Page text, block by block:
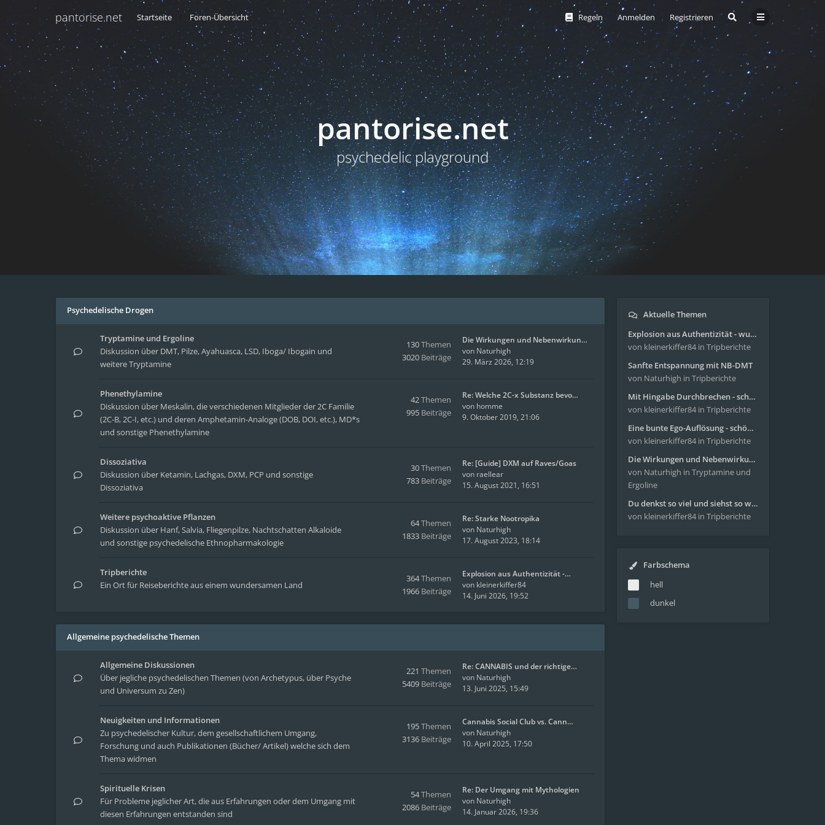
pantorise.net Regeln Anmelden Registrieren
Startseite Foren-Übersicht
pantorise.net
psychedelic playground
Psychedelische Drogen
Tryptamine und Ergoline
Diskussion über DMT, Pilze, Ayahuasca, LSD, Iboga/ Ibogain und
weitere Tryptamine
130Themen
3020 Beiträge
Die Wirkungen und Nebenwirkun…
von Naturhigh
29. März 2026, 12:19
Phenethylamine
Diskussion über Meskalin, die verschiedenen Mitglieder der 2C Familie
(2C-B, 2C-I, etc.) und deren Amphetamin-Analoge (DOB, DOI, etc.), MD*s
und sonstige Phenethylamine
42Themen
995 Beiträge
Re: Welche 2C-x Substanz bevo…
von homme
9. Oktober 2019, 21:06
Dissoziativa
Diskussion über Ketamin, Lachgas, DXM, PCP und sonstige
Dissoziativa
30Themen
783 Beiträge
Re: [Guide] DXM auf Raves/Goas
von raellear
15. August 2021, 16:51
Weitere psychoaktive Pflanzen
Diskussion über Hanf, Salvia, Fliegenpilze, Nachtschatten Alkaloide
und sonstige psychedelische Ethnopharmakologie
64Themen
1833 Beiträge
Re: Starke Nootropika
von Naturhigh
17. August 2023, 18:14
Tripberichte
Ein Ort für Reiseberichte aus einem wundersamen Land
364Themen
1966 Beiträge
Explosion aus Authentizität -…
von kleinerkiffer84
14. Juni 2026, 19:52
Allgemeine psychedelische Themen
Allgemeine Diskussionen
Über jegliche psychedelischen Themen (von Archetypus, über Psyche
und Universum zu Zen)
221 Themen
5409 Beiträge
Re: CANNABIS und der richtige…
von Naturhigh
13. Juni 2025, 15:49
Neuigkeiten und Informationen
Zu psychedelischer Kultur, dem gesellschaftlichem Umgang,
Forschung und auch Publikationen (Bücher/ Artikel) welche sich dem
Thema widmen
195Themen
3136 Beiträge
Cannabis Social Club vs. Cann…
von Naturhigh
10. April 2025, 17:50
Spirituelle Krisen
Für Probleme jeglicher Art, die aus Erfahrungen oder dem Umgang mit
diesen Erfahrungen entstanden sind
54Themen
2086 Beiträge
Re: Der Umgang mit Mythologien
von Naturhigh
14. Januar 2026, 19:36
Aktuelle Themen
Explosion aus Authentizität - wunderbare Reise mit 4g Pilze
von kleinerkiffer84 in Tripberichte
Sanfte Entspannung mit NB-DMT
von Naturhigh in Tripberichte
Mit Hingabe Durchbrechen - schöne Reise mit 4g Pilze
von kleinerkiffer84 in Tripberichte
Eine bunte Ego-Auflösung - schöne Reise mit 4-AcO-DMT
von kleinerkiffer84 in Tripberichte
Die Wirkungen und Nebenwirkungen von LSD
von Naturhigh in Tryptamine und
Ergoline
Du denkst so viel und siehst so wenig - wunderbare Reise mit 4g Pilze
von kleinerkiffer84 in Tripberichte
Farbschema
hell
dunkel